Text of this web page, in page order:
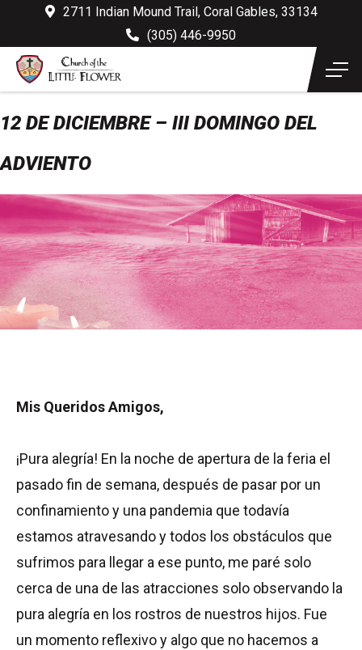
2711 Indian Mound Trail, Coral Gables, 33134
(305) 446-9950
12 DE DICIEMBRE – III DOMINGO DEL
ADVIENTO
Mis Queridos Amigos,
¡Pura alegría! En la noche de apertura de la feria el
pasado fin de semana, después de pasar por un
confinamiento y una pandemia que todavía
estamos atravesando y todos los obstáculos que
sufrimos para llegar a ese punto, me paré solo
cerca de una de las atracciones solo observando la
pura alegría en los rostros de nuestros hijos. Fue
un momento reflexivo y algo que no hacemos a